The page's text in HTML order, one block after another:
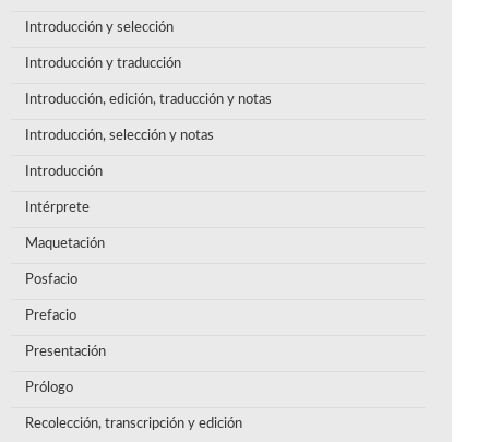
Introducción y selección
Introducción y traducción
Introducción, edición, traducción y notas
Introducción, selección y notas
Introducción
Intérprete
Maquetación
Posfacio
Prefacio
Presentación
Prólogo
Recolección, transcripción y edición